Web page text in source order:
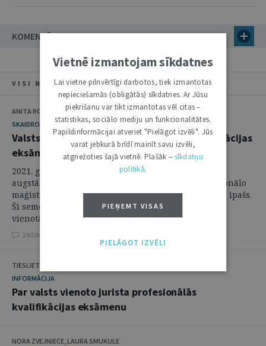
KOMENTĀRI
VISI NUMURA RAKSTI
ANITA RODIŅA
SKAIDROJUMI. VIEDOKĻI
Valsts vienotais jurista profesionālās kvalifikācijas
eksāmens tuvojas...
2021. gada pavasara semestris visām tām Latvijas
augstākās izglītības institūcijām, kas īsteno profesionālo
maģistra studiju programmu "Tiesību zinātne", būs īpašs.
Šī semestra noslēgumā pirmo reizi ir plānota valsts
vienotā jurista profesionālās ...
2 KOMENTĀRI
TIESLIETU MINISTRIJA
INFORMĀCIJA
Par valsts vienoto jurista profesionālās
kvalifikācijas eksāmenu
NORA ZVEJNIECE, LAURA SMUKULE
Vietnē izmantojam sīkdatnes
Lai vietne pilnvērtīgi darbotos, tiek izmantotas
nepieciešamās (obligātās) sīkdatnes. Ar Jūsu
piekrišanu var tikt izmantotas vēl citas –
statistikas, sociālo mediju un funkcionalitātes.
Papildinformācijai atveriet "Pielāgot izvēli". Jūs
varat jebkurā brīdī mainīt savu izvēli,
atgriežoties šajā vietnē. Plašāk – sīkdatņu
politikā.
PIEŅEMT VISAS
PIELĀGOT IZVĒLI